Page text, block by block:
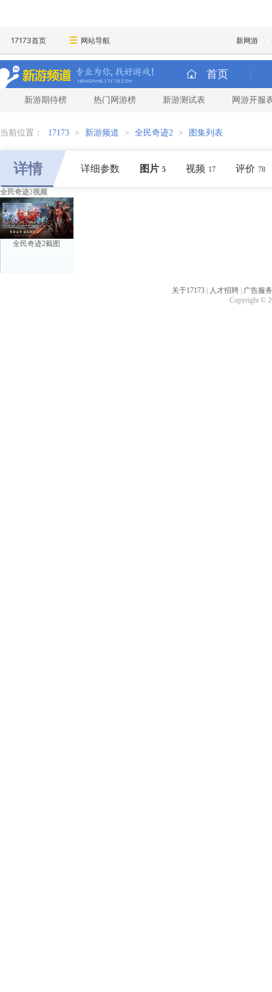
17173首页 网站导航 新网游
首页
新游期待榜 热门网游榜 新游测试表 网游开服
当前位置： 17173 > 新游频道 > 全民奇迹2 > 图集列表
详情 详细参数 图片 5 视频 17 评价 78
全民奇迹2视频
全民奇迹2截图
关于17173 人才招聘
广告服务
Copyright ©